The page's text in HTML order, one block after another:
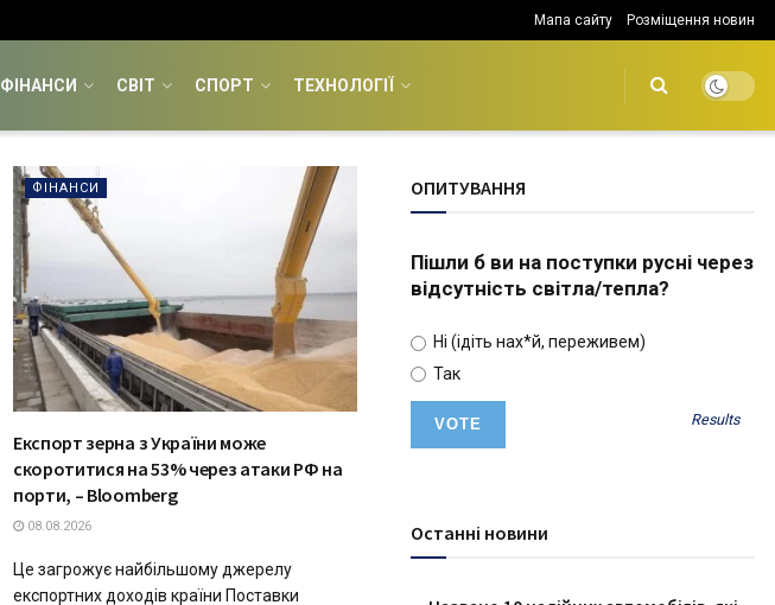
Мапа сайту Розміщення новин
ФІНАНСИ СВІТ СПОРТ ТЕХНОЛОГІЇ
ФІНАНСИ
Експорт зерна з України може
скоротитися на 53% через атаки РФ на
порти, – Bloomberg
08.08.2026
Це загрожує найбільшому джерелу
експортних доходів країни Поставки
ОПИТУВАННЯ
Пішли б ви на поступки русні через
відсутність світла/тепла?
Ні (ідіть нах*й, переживем)
Так
Results
Останні новини